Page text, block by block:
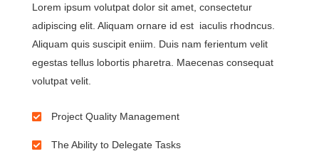
Lorem ipsum volutpat dolor sit amet, consectetur
adipiscing elit. Aliquam ornare id est iaculis rhodncus.
Aliquam quis suscipit eniim. Duis nam ferientum velit
egestas tellus lobortis pharetra. Maecenas consequat
volutpat velit.
 Project Quality Management
 The Ability to Delegate Tasks